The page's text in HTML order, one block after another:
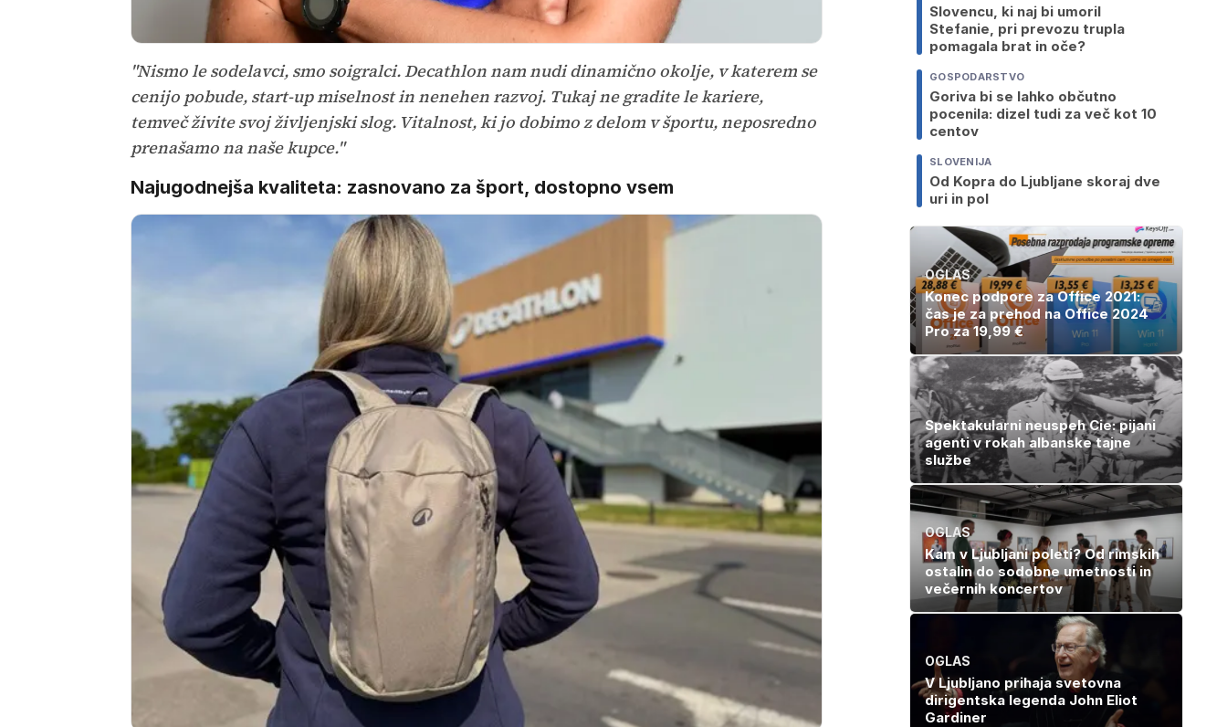
"Nismo le sodelavci, smo soigralci. Decathlon nam nudi dinamično okolje, v katerem se
cenijo pobude, start-up miselnost in nenehen razvoj. Tukaj ne gradite le kariere,
temveč živite svoj življenjski slog. Vitalnost, ki jo dobimo z delom v športu, neposredno
prenašamo na naše kupce."
Najugodnejša kvaliteta: zasnovano za šport, dostopno vsem
Slovencu, ki naj bi umoril
Stefanie, pri prevozu trupla
pomagala brat in oče?
GOSPODARSTVO
Goriva bi se lahko občutno
pocenila: dizel tudi za več kot 10
centov
SLOVENIJA
Od Kopra do Ljubljane skoraj dve
uri in pol
OGLAS
Konec podpore za Office 2021:
čas je za prehod na Office 2024
Pro za 19,99 €
Spektakularni neuspeh Cie: pijani
agenti v rokah albanske tajne
službe
OGLAS
Kam v Ljubljani poleti? Od rimskih
ostalin do sodobne umetnosti in
večernih koncertov
OGLAS
V Ljubljano prihaja svetovna
dirigentska legenda John Eliot
Gardiner